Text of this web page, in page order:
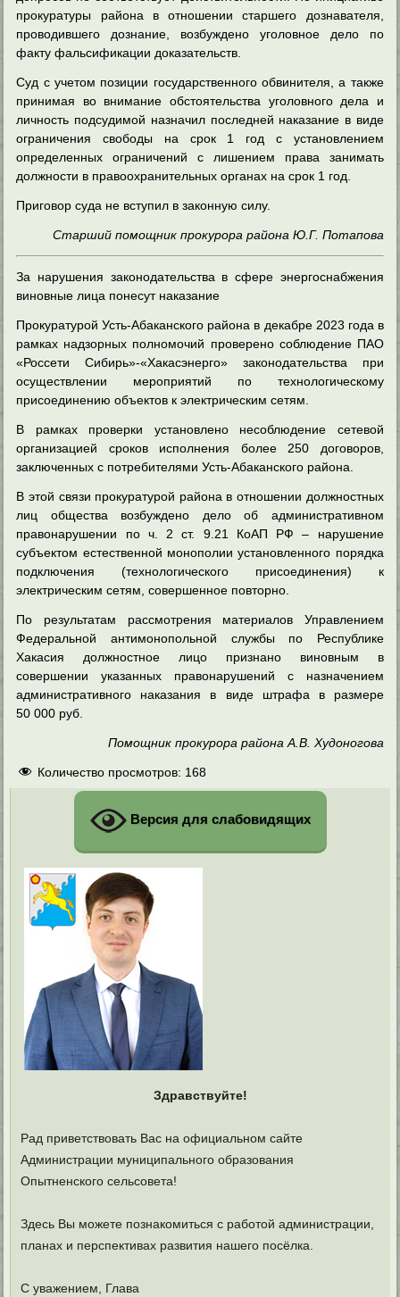
прокуратуры района в отношении старшего дознавателя,
проводившего дознание, возбуждено уголовное дело по
факту фальсификации доказательств.
Суд с учетом позиции государственного обвинителя, а также
принимая во внимание обстоятельства уголовного дела и
личность подсудимой назначил последней наказание в виде
ограничения свободы на срок 1 год с установлением
определенных ограничений с лишением права занимать
должности в правоохранительных органах на срок 1 год.
Приговор суда не вступил в законную силу.
Старший помощник прокурора района Ю.Г. Потапова
За нарушения законодательства в сфере энергоснабжения
виновные лица понесут наказание
Прокуратурой Усть-Абаканского района в декабре 2023 года в
рамках надзорных полномочий проверено соблюдение ПАО
«Россети Сибирь»-«Хакасэнерго» законодательства при
осуществлении мероприятий по технологическому
присоединению объектов к электрическим сетям.
В рамках проверки установлено несоблюдение сетевой
организацией сроков исполнения более 250 договоров,
заключенных с потребителями Усть-Абаканского района.
В этой связи прокуратурой района в отношении должностных
лиц общества возбуждено дело об административном
правонарушении по ч. 2 ст. 9.21 КоАП РФ – нарушение
субъектом естественной монополии установленного порядка
подключения (технологического присоединения) к
электрическим сетям, совершенное повторно.
По результатам рассмотрения материалов Управлением
Федеральной антимонопольной службы по Республике
Хакасия должностное лицо признано виновным в
совершении указанных правонарушений с назначением
административного наказания в виде штрафа в размере
50 000 руб.
Помощник прокурора района А.В. Худоногова
Количество просмотров: 168
Версия для слабовидящих
Здравствуйте!
Рад приветствовать Вас на официальном сайте
Администрации муниципального образования
Опытненского сельсовета!
Здесь Вы можете познакомиться с работой администрации,
планах и перспективах развития нашего посёлка.
С уважением, Глава